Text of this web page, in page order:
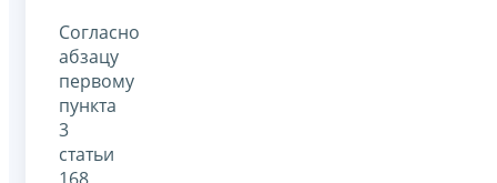
Согласно
абзацу
первому
пункта
3
статьи